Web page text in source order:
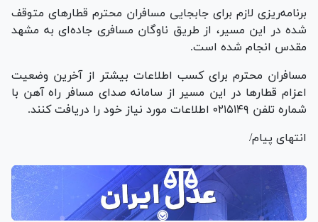
برنامه‌ریزی لازم برای جابجایی مسافران محترم قطار‌های متوقف
شده در این مسیر، از طریق ناوگان مسافری جاده‌ای به مشهد
مقدس انجام شده است.
مسافران محترم برای کسب اطلاعات بیشتر از آخرین وضعیت
اعزام قطار‌ها در این مسیر از سامانه صدای مسافر راه آهن با
شماره تلفن ۰۲۱۵۱۴۹ اطلاعات مورد نیاز خود را دریافت کنند.
انتهای پیام/